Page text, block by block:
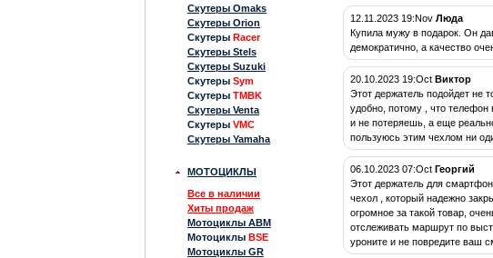
Скутеры Omaks
Скутеры Orion
Скутеры Racer
Скутеры Stels
Скутеры Suzuki
Скутеры Sym
Скутеры TMBK
Скутеры Venta
Скутеры VMC
Скутеры Yamaha
МОТОЦИКЛЫ
Все в наличии
Хиты продаж
Мотоциклы ABM
Мотоциклы BSE
Мотоциклы GR
12.11.2023 19:Nov Люда
Купила мужу в подарок. Он
демократично, а качество
20.10.2023 19:Oct Виктор
Этот держатель подойдет не
удобно, потому , что телефон
и не потеряешь, а еще
пользуюсь этим чехлом ни
06.10.2023 07:Oct Георгий
Этот держатель для
чехол , который надежно
огромное за такой товар,
отслеживать маршрут по
уроните и не повредите ваш